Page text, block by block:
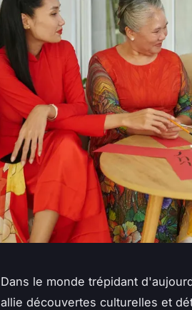
Dans le monde trépidant
allie découvertes culturelles et